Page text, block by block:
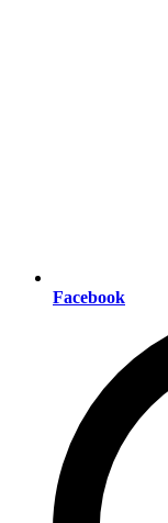
Facebook